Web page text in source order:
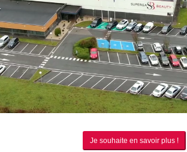
Je souhaite en savoir plus !